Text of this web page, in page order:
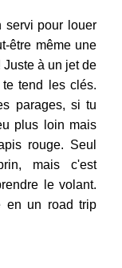
servi pour louer
être même une
à un jet de
tend les clés.
parages, si tu
plus loin mais
rouge. Seul
mais c'est
le volant.
en un road trip